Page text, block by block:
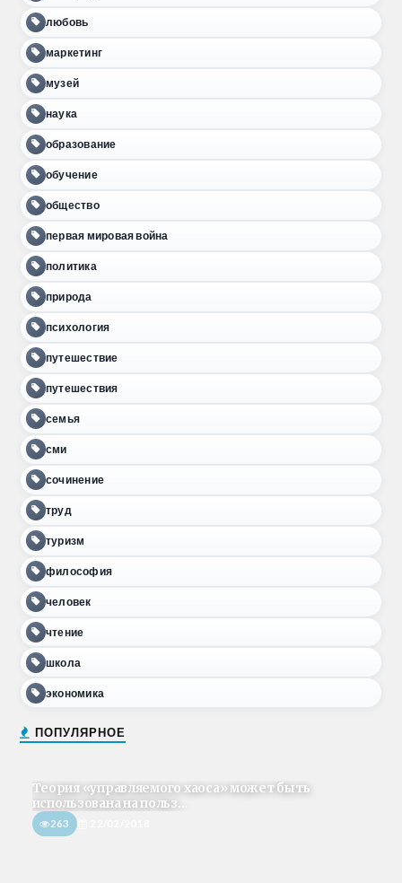
любовь
маркетинг
музей
наука
образование
обучение
общество
первая мировая война
политика
природа
психология
путешествие
путешествия
семья
сми
сочинение
труд
туризм
философия
человек
чтение
школа
экономика
ПОПУЛЯРНОЕ
Теория «управляемого хаоса» может быть
использована на польз...
263